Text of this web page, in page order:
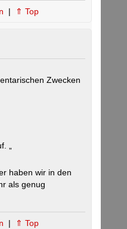
| ⇑ Top
Zwecken
„
haben wir in den
als genug
| ⇑ Top